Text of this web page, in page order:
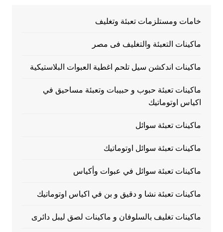
خامات ومستلزمات تعبئة وتغليف
ماكينات التعبئة والتغليف فى مصر
ماكينات اندكشن سيل تلحم اغطية العبوات البلاستيكية
ماكينات تعبئة حبوب و حبيبات وتعبئة مساحيق في
اكياس اوتوماتيك
ماكينات تعبئة سوائل
ماكينات تعبئة سوائل اوتوماتيك
ماكينات تعبئة سوائل في عبوات وأكياس
ماكينات تعبئة نشا و دقيق و بن في اكياس اوتوماتيك
ماكينات تغليف بالسلوفان و ماكينات لصق ليبل دائرى